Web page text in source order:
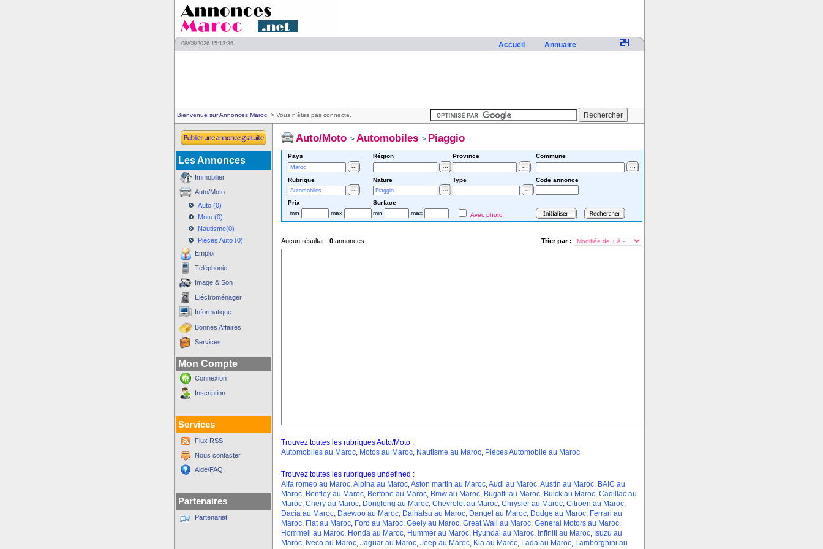
08/08/2026 15:13:36 Accueil Annuaire
Bienvenue sur Annonces Maroc. > Vous n'êtes pas connecté.
Les Annonces
Immobilier
Auto/Moto
Auto (0)
Moto (0)
Nautisme(0)
Pièces Auto (0)
Emploi
Téléphonie
Image & Son
Eléctroménager
Informatique
Bonnes Affaires
Services
Mon Compte
Connexion
Inscription
Services
Flux RSS
Nous contacter
Aide/FAQ
Partenaires
Partenariat
Auto/Moto> Automobiles> Piaggio
Pays Région Province Commune
Rubrique Nature Type Code annonce
Prix
Surface
min
max min max Avec photo
Aucun résultat : 0annonces Trier par :
Trouvez toutes les rubriques Auto/Moto :
Automobiles au Maroc, Motos au Maroc, Nautisme au Maroc, Pièces Automobile au Maroc
Trouvez toutes les rubriques undefined :
Alfa romeo au Maroc,Alpina au Maroc,Aston martin au Maroc,Audi au Maroc,Austin au Maroc, BAIC au
Maroc, Bentley au Maroc, Bertone au Maroc, Bmw au Maroc, Bugatti au Maroc, Buick au Maroc, Cadillac au
Maroc, Chery au Maroc, Dongfeng au Maroc, Chevrolet au Maroc, Chrysler au Maroc, Citroen au Maroc,
Dacia au Maroc, Daewoo au Maroc, Daihatsu au Maroc, Dangel au Maroc, Dodge au Maroc, Ferrari au
Maroc, Fiat au Maroc, Ford au Maroc, Geely au Maroc, Great Wall au Maroc, General Motors au Maroc,
Hommell au Maroc, Honda au Maroc, Hummer au Maroc, Hyundai au Maroc, Infiniti au Maroc, Isuzu au
Maroc, Iveco au Maroc, Jaguar au Maroc, Jeep au Maroc, Kia au Maroc, Lada au Maroc, Lamborghini au